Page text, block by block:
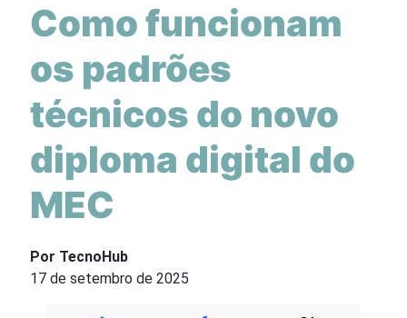
Como funcionam
os padrões
técnicos do novo
diploma digital do
MEC
Por TecnoHub
17 de setembro de 2025